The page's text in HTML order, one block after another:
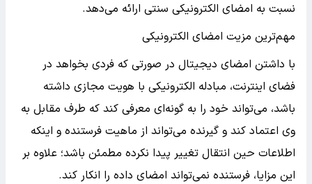
نسبت به امضای الکترونیکی سنتی ارائه می‌دهد.
مهم‌ترین مزیت امضای الکترونیکی
با داشتن امضای دیجیتال در صورتی که فردی بخواهد در
فضای اینترنت، مبادله الکترونیکی با هویت مجازی داشته
باشد، می‌تواند خود را به‌ گونه‌ای معرفی کند که طرف مقابل به
وی اعتماد کند و گیرنده می‌تواند از ماهیت فرستنده و اینکه
اطلاعات حین انتقال تغییر پیدا نکرده مطمئن باشد؛ علاوه بر
این مزایا، فرستنده نمی‌تواند امضای داده را انکار کند.